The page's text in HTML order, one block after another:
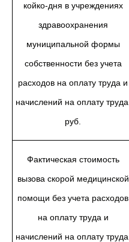
койко-дня в учреждениях
здравоохранения
муниципальной формы
собственности без учета
расходов на оплату труда и
начислений на оплату труда,
руб.
Фактическая стоимость
вызова скорой медицинской
помощи без учета расходов
на оплату труда и
начислений на оплату труда,